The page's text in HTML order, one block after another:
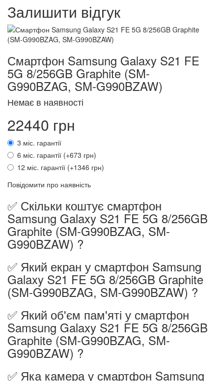
Залишити відгук
Смартфон Samsung Galaxy S21 FE
5G 8/256GB Graphite (SM-
G990BZAG, SM-G990BZAW)
Немає в наявності
22440 грн
3 міс. гарантії
6 міс. гарантії (+673 грн)
12 міс. гарантії (+1346 грн)
Повідомити про наявність
✅ Скільки коштує смартфон
Samsung Galaxy S21 FE 5G 8/256GB
Graphite (SM-G990BZAG, SM-
G990BZAW) ?
✅ Який екран у смартфон Samsung
Galaxy S21 FE 5G 8/256GB Graphite
(SM-G990BZAG, SM-G990BZAW) ?
✅ Який об'єм пам'яті у смартфон
Samsung Galaxy S21 FE 5G 8/256GB
Graphite (SM-G990BZAG, SM-
G990BZAW) ?
✅ Яка камера у смартфон Samsung